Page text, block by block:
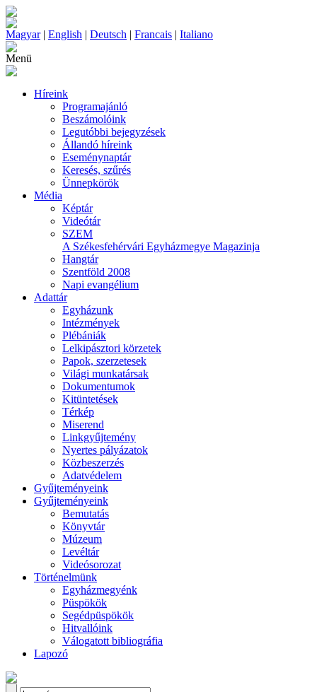
Magyar| English | Deutsch | Francais | Italiano
Menü
Híreink
Programajánló
Beszámolóink
Legutóbbi bejegyzések
Állandó híreink
Eseménynaptár
Keresés, szűrés
Ünnepkörök
Média
Képtár
Videótár
SZEM
A Székesfehérvári Egyházmegye Magazinja
Hangtár
Szentföld 2008
Napi evangélium
Adattár
Egyházunk
Intézmények
Plébániák
Lelkipásztori körzetek
Papok, szerzetesek
Világi munkatársak
Dokumentumok
Kitüntetések
Térkép
Miserend
Linkgyűjtemény
Nyertes pályázatok
Közbeszerzés
Adatvédelem
Gyűjteményeink
Gyűjteményeink
Bemutatás
Könyvtár
Múzeum
Levéltár
Videósorozat
Történelmünk
Egyházmegyénk
Püspökök
Segédpüspökök
Hitvallóink
Válogatott bibliográfia
Lapozó